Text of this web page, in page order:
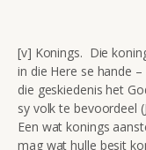
[v] Konings. Die
in die Here se hande
die geskiedenis het
sy volk te bevoordeel
Een wat konings
mag wat hulle besit